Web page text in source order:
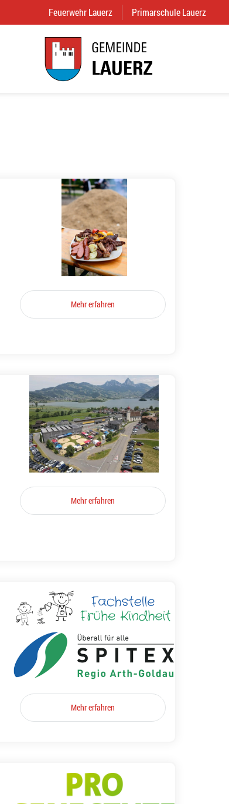
Feuerwehr Lauerz (External Link)
Primarschule Lauerz
Mehr erfahren
Mehr erfahren
Mehr erfahren